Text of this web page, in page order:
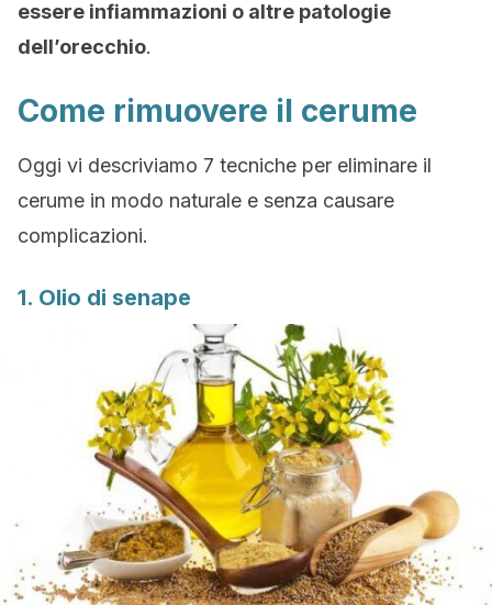
essere infiammazioni o altre patologie
dell’orecchio.
Come rimuovere il cerume
Oggi vi descriviamo 7 tecniche per eliminare il
cerume in modo naturale e senza causare
complicazioni.
1. Olio di senape